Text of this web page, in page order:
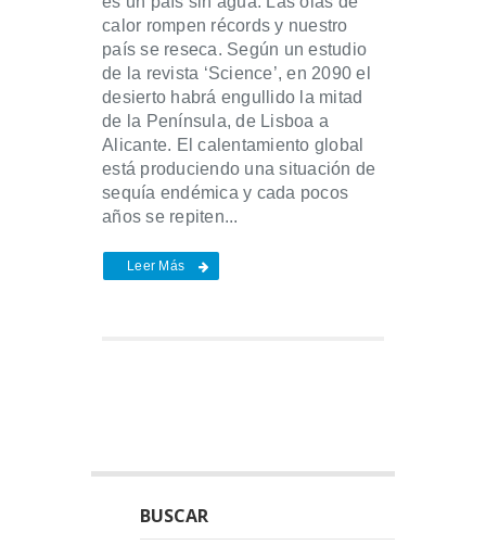
calor rompen récords y nuestro
país se reseca. Según un estudio
de la revista ‘Science’, en 2090 el
desierto habrá engullido la mitad
de la Península, de Lisboa a
Alicante. El calentamiento global
está produciendo una situación de
sequía endémica y cada pocos
años se repiten...
Leer Más
BUSCAR